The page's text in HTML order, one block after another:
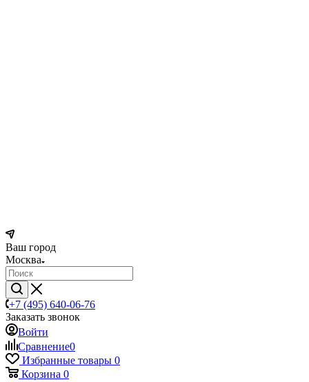
Ваш город
Москва
+7 (495) 640-06-76
Заказать звонок
Войти
Сравнение0
Избранные товары 0
Корзина 0